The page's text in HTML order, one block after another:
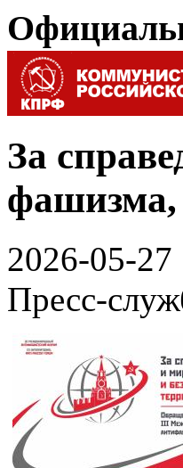
За
фашизма,
2026-05-27
Пресс-